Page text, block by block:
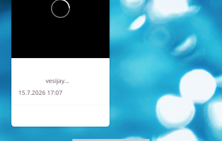
vesijaymparisto
15.7.2026 17:07